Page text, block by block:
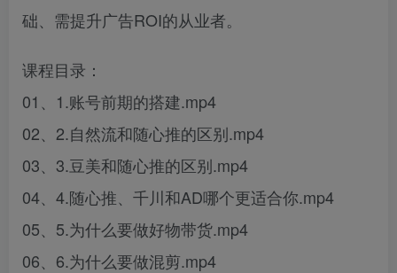
础、需提升广告ROI的从业者。
课程目录：
01、1.账号前期的搭建.mp4
02、2.自然流和随心推的区别.mp4
03、3.豆美和随心推的区别.mp4
04、4.随心推、千川和AD哪个更适合你.mp4
05、5.为什么要做好物带货.mp4
06、6.为什么要做混剪.mp4